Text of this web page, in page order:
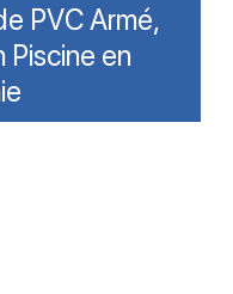
PVC Armé,
Piscine en